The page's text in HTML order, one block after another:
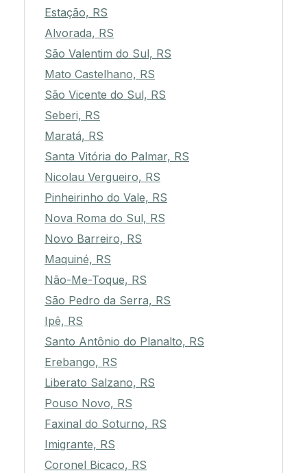
Estação, RS
Alvorada, RS
São Valentim do Sul, RS
Mato Castelhano, RS
São Vicente do Sul, RS
Seberi, RS
Maratá, RS
Santa Vitória do Palmar, RS
Nicolau Vergueiro, RS
Pinheirinho do Vale, RS
Nova Roma do Sul, RS
Novo Barreiro, RS
Maquiné, RS
Não-Me-Toque, RS
São Pedro da Serra, RS
Ipê, RS
Santo Antônio do Planalto, RS
Erebango, RS
Liberato Salzano, RS
Pouso Novo, RS
Faxinal do Soturno, RS
Imigrante, RS
Coronel Bicaco, RS